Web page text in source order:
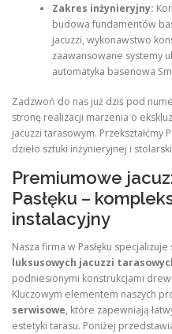
Zakres inżynieryjny:
budowa fundamentów
jacuzzi, wykonawstwo
zaawansowane systemy
automatyka basenowa
Zadzwoń do nas już dziś pod
stronę realizacji marzenia o
jacuzzi tarasowym. Przekształćmy
dzieło sztuki inżynieryjnej i
Premiumowe
Pasłęku –
instalacyjny
Nasza firma w Pasłęku
luksusowych jacuzzi
podniesionymi konstrukcjami
Kluczowym elementem naszych
serwisowe, które zapewniają
estetyki tarasu. Poniżej